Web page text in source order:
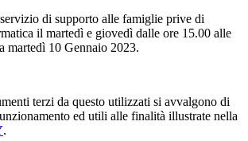
di supporto alle famiglie prive di
il martedì e giovedì dalle ore 15.00 alle
martedì 10 Gennaio 2023.
terzi da questo utilizzati si avvalgono di
ed utili alle finalità illustrate nella
.